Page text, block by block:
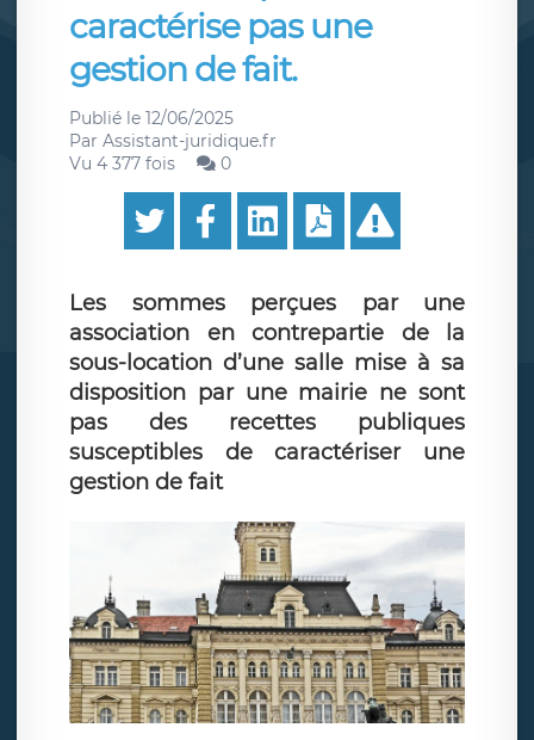
caractérise pas une
gestion de fait.
Publié le 12/06/2025
Par Assistant-juridique.fr
Vu 4 377 fois
0
Les sommes perçues par une
association en contrepartie de la
sous-location d’une salle mise à sa
disposition par une mairie ne sont
pas des recettes publiques
susceptibles de caractériser une
gestion de fait